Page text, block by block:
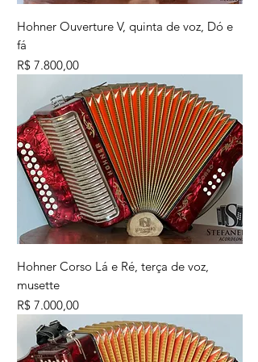
Hohner Ouverture V, quinta de voz, Dó e
fá
Preço
R$ 7.800,00
Hohner Corso Lá e Ré, terça de voz,
musette
Preço
R$ 7.000,00